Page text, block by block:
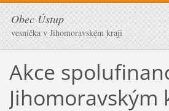
Obec Ústup
vesnička v Jihomoravském kraji
Akce
Jihomoravským